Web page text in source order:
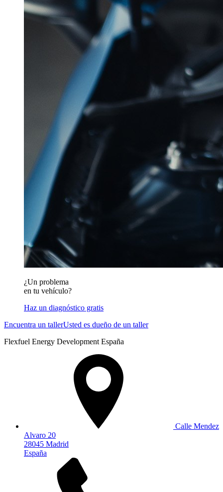
¿Un problema
en tu vehículo?
Haz un diagnóstico gratis
Encuentra un tallerUsted es dueño de un taller
Flexfuel Energy Development España
Calle Mendez
Alvaro 20
28045 Madrid
España